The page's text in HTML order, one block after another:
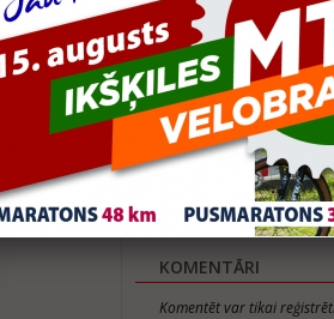
Liels balvu fonds!
Reģistrējies šeit:
https://
pusmaratons-2025/
KOMENTĀRI
Komentēt var tikai